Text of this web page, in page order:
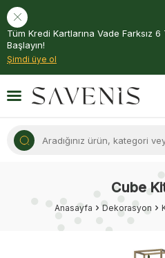
Tüm Kredi Kartlarına Vade Farksız 6
Başlayın!
Şimdi üye ol
Cube
Anasayfa Dekorasyon